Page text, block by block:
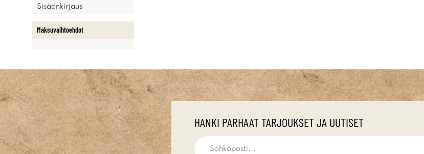
Sisäänkirjaus
Maksuvaihtoehdot
HANKI PARHAAT TARJOUKSET JA UUTISET